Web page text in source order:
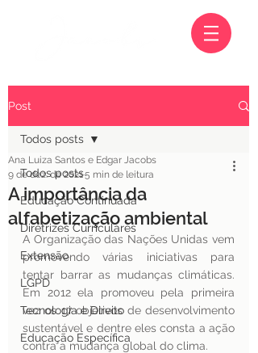
Post
Todos posts
Educação Continuada
Diretrizes Curriculares
Extensão
LGPD
Tecnologia e Direito
Educação Específica
Todos posts
A importância da
alfabetização ambiental
Ana Luiza Santos e Edgar Jacobs
9 de dez. de 20215 min de leitura
A Organização das Nações Unidas vem
promovendo várias iniciativas para
tentar barrar as mudanças climáticas.
Em 2012 ela promoveu pela primeira
vez os 17 objetivos de desenvolvimento
sustentável e dentre eles consta a ação
contra a mudança global do clima.